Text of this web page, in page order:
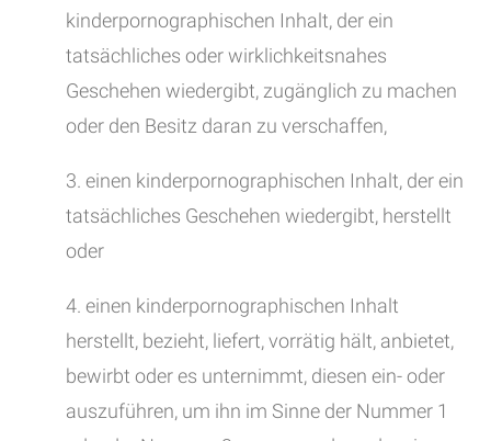
kinderpornographischen Inhalt, der ein
tatsächliches oder wirklichkeitsnahes
Geschehen wiedergibt, zugänglich zu machen
oder den Besitz daran zu verschaffen,
3. einen kinderpornographischen Inhalt, der ein
tatsächliches Geschehen wiedergibt, herstellt
oder
4. einen kinderpornographischen Inhalt
herstellt, bezieht, liefert, vorrätig hält, anbietet,
bewirbt oder es unternimmt, diesen ein- oder
auszuführen, um ihn im Sinne der Nummer 1